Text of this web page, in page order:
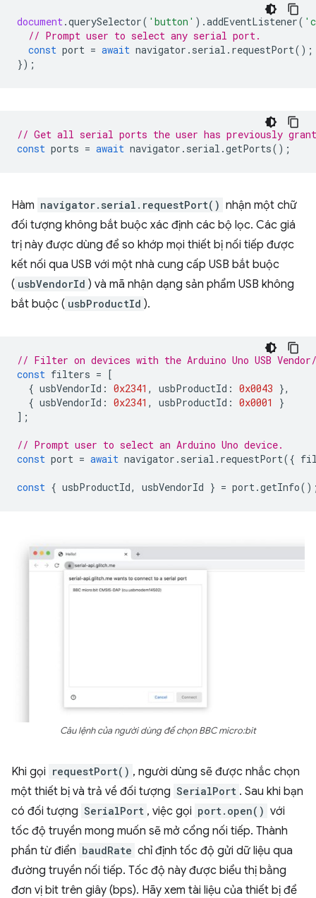
document.querySelector( 'button' ).addEventListener(
// Prompt user to select any serial port.
const port = await navigator . serial . requestPort();
});
// Get all serial ports the user has previously
const ports = await navigator . serial .getPorts();
Hàm navigator.serial.requestPort() nhận một chữ
đối tượng không bắt buộc xác định các bộ lọc. Các giá
trị này được dùng để so khớp mọi thiết bị nối tiếp được
kết nối qua USB với một nhà cung cấp USB bắt buộc
( usbVendorId ) và mã nhận dạng sản phẩm USB không
bắt buộc ( usbProductId ).
// Filter on devices with the Arduino Uno USB
const filters = [
{ usbVendorId : 0x2341 , usbProductId : 0x0043 },
{ usbVendorId : 0x2341 , usbProductId : 0x0001
}
];
// Prompt user to select an Arduino Uno device.
const port = await navigator . serial . requestPort({
const { usbProductId, usbVendorId } = port.getInfo
Câu lệnh của người dùng để chọn BBC micro:bit
Khi gọi requestPort() , người dùng sẽ được nhắc chọn
một thiết bị và trả về đối tượng SerialPort . Sau khi bạn
có đối tượng SerialPort , việc gọi port.open() với
tốc độ truyền mong muốn sẽ mở cổng nối tiếp. Thành
phần từ điển baudRate chỉ định tốc độ gửi dữ liệu qua
đường truyền nối tiếp. Tốc độ này được biểu thị bằng
đơn vị bit trên giây (bps). Hãy xem tài liệu của thiết bị để